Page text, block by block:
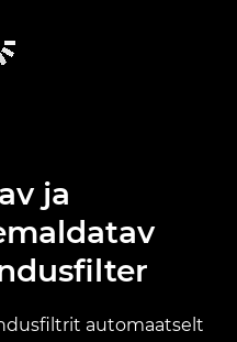
ja
automaatselt